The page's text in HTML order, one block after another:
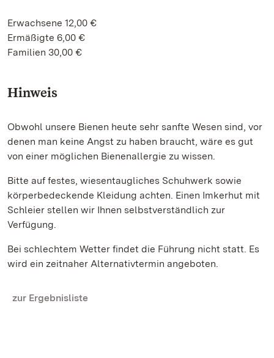
Erwachsene 12,00 €
Ermäßigte 6,00 €
Familien 30,00 €
Hinweis
Obwohl unsere Bienen heute sehr sanfte Wesen sind, vor
denen man keine Angst zu haben braucht, wäre es gut
von einer möglichen Bienenallergie zu wissen.
Bitte auf festes, wiesentaugliches Schuhwerk sowie
körperbedeckende Kleidung achten. Einen Imkerhut mit
Schleier stellen wir Ihnen selbstverständlich zur
Verfügung.
Bei schlechtem Wetter findet die Führung nicht statt. Es
wird ein zeitnaher Alternativtermin angeboten.
zur Ergebnisliste